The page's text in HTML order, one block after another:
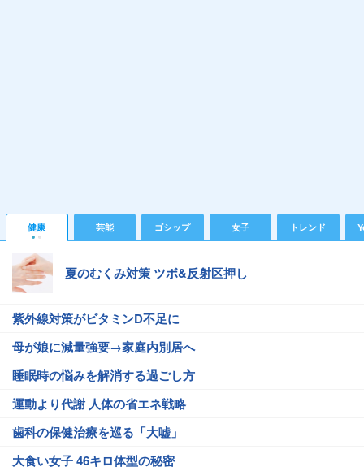
健康 芸能 ゴシップ 女子 トレンド
夏のむくみ対策 ツボ&反射区押し
紫外線対策がビタミンD不足に
母が娘に減量強要→家庭内別居へ
睡眠時の悩みを解消する過ごし方
運動より代謝 人体の省エネ戦略
歯科の保健治療を巡る「大嘘」
大食い女子 46キロ体型の秘密